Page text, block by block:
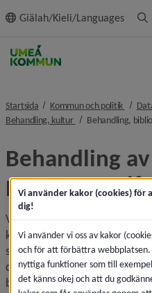
innehållet
Giälah/Kieli/Languages
Startsida Kommun och politik nivå i
Behandling, kultur nivå iBehandling,
Behandling av
Vi sparar de
kunna administrera lån,
skulder och för att du ska
digitala tjänster eller boka
behöver också
Vi använder kakor (cookies) för
dig!
Vi använder vi oss av kakor
och för att förbättra webbplatsen.
nyttiga funktioner som till
det känns okej och att du